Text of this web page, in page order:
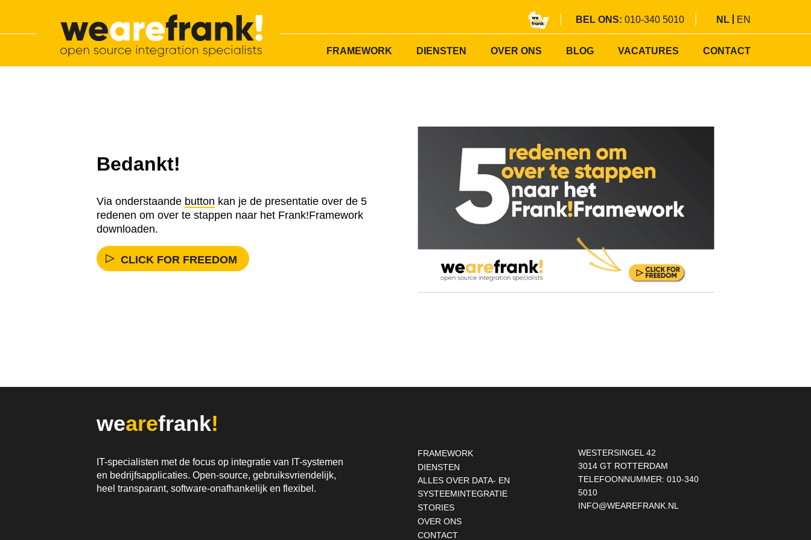
WeAreFrank! BEL ONS: 010-340 5010 NL EN
FRAMEWORK DIENSTEN OVER ONS BLOG VACATURES CONTACT
Bedankt!
Via onderstaande button kan je de presentatie over de 5
redenen om over te stappen naar het Frank!Framework
downloaden.
CLICK FOR FREEDOM
wearefrank!
IT-specialisten met de focus op integratie van IT-systemen
en bedrijfsapplicaties. Open-source, gebruiksvriendelijk,
heel transparant, software-onafhankelijk en flexibel.
Footernavigatie
FRAMEWORK
DIENSTEN
ALLES OVER DATA- EN
SYSTEEMINTEGRATIE
STORIES
OVER ONS
CONTACT
WESTERSINGEL 42
3014 GT ROTTERDAM
TELEFOONNUMMER: 010-340
5010
INFO@WEAREFRANK.NL